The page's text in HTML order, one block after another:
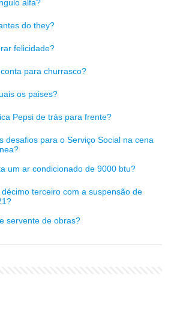
alfa?
do they?
felicidade?
para churrasco?
os paises?
Pepsi de trás para frente?
desafios para o Serviço Social na cena
um ar condicionado de 9000 btu?
terceiro com a suspensão de
servente de obras?